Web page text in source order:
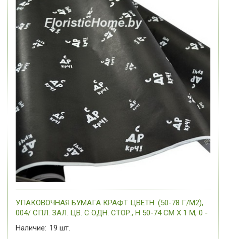
УПАКОВОЧНАЯ БУМАГА КРАФТ ЦВЕТН. (50-78 Г/М2),
004/ СПЛ. ЗАЛ. ЦВ. С ОДН. СТОР., H 50-74 СМ Х 1 М, 0 -
Наличие: 19 шт.